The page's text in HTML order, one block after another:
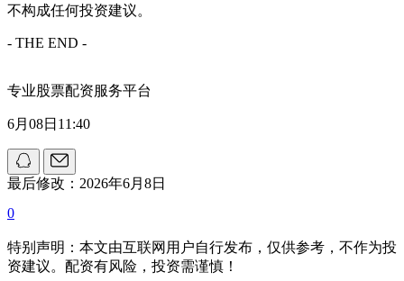
不构成任何投资建议。
- THE END -
专业股票配资服务平台
6月08日11:40
最后修改：2026年6月8日
0
特别声明：本文由互联网用户自行发布，仅供参考，不作为投
资建议。配资有风险，投资需谨慎！